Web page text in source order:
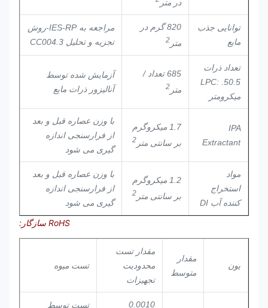
در متر
توانایی جذب
مایع
820 گرم در
متر 2
مراجعه به IES-RP-
روش
تجزیه و تحلیل CC004.3
تعداد ذرات
LPC: .50.5
میکرومتر
685 تعداد /
متر 2
آزمایش شده توسط
آنالیزور ذرات مایع
IPA
Extractant
1.7 میکروگرم
بر سانتی متر 2
با وزن عصاره قبل و بعد
از فرارسنجی اندازه
گیری می شود
مواد
استخراج
کننده آب DI
1.2 میکروگرم
بر سانتی متر 2
با وزن عصاره قبل و بعد
از فرارسنجی اندازه
گیری می شود
RoHS سازگار:
یون
مقدار
متوسط
مقدار تست
محدودیت
تجهیزات
تست میوه
0.0010
تست توسط